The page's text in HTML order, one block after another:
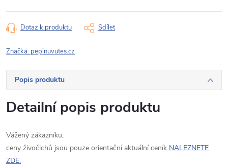
Dotaz k produktu Sdílet
Značka: pepinuvutes.cz
Popis produktu
Detailní popis produktu
Vážený zákazníku,
ceny živočichů jsou pouze orientační aktuální ceník NALEZNETE
ZDE.